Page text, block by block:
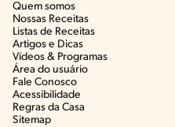
Quem somos
Nossas Receitas
Listas de Receitas​
Artigos e Dicas​
Vídeos & Programas​
Área do usuário
Fale Conosco
Acessibilidade
Regras da Casa
Sitemap